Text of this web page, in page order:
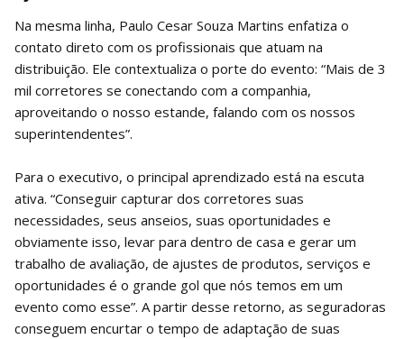
Na mesma linha, Paulo Cesar Souza Martins enfatiza o
contato direto com os profissionais que atuam na
distribuição. Ele contextualiza o porte do evento: “Mais de 3
mil corretores se conectando com a companhia,
aproveitando o nosso estande, falando com os nossos
superintendentes”.
Para o executivo, o principal aprendizado está na escuta
ativa. “Conseguir capturar dos corretores suas
necessidades, seus anseios, suas oportunidades e
obviamente isso, levar para dentro de casa e gerar um
trabalho de avaliação, de ajustes de produtos, serviços e
oportunidades é o grande gol que nós temos em um
evento como esse”. A partir desse retorno, as seguradoras
conseguem encurtar o tempo de adaptação de suas